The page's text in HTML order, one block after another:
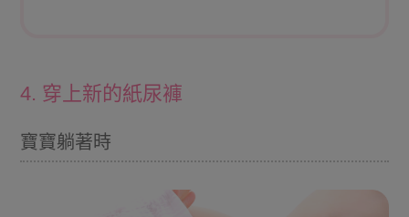
4. 穿上新的紙尿褲
寶寶躺著時